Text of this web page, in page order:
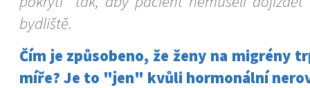
bydliště.
Čím je způsobeno, že ženy na migrény
míře? Je to "jen" kvůli hormonální